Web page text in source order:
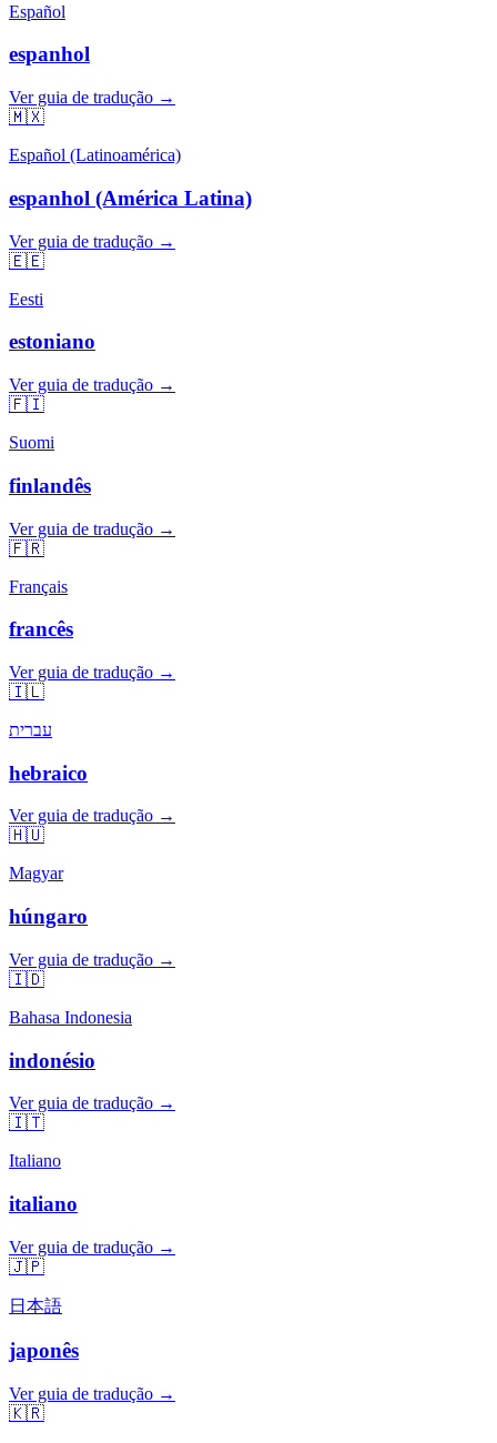
Español
espanhol
Ver guia de tradução →
🇲🇽
Español (Latinoamérica)
espanhol (América Latina)
Ver guia de tradução →
🇪🇪
Eesti
estoniano
Ver guia de tradução →
🇫🇮
Suomi
finlandês
Ver guia de tradução →
🇫🇷
Français
francês
Ver guia de tradução →
🇮🇱
עברית
hebraico
Ver guia de tradução →
🇭🇺
Magyar
húngaro
Ver guia de tradução →
🇮🇩
Bahasa Indonesia
indonésio
Ver guia de tradução →
🇮🇹
Italiano
italiano
Ver guia de tradução →
🇯🇵
日本語
japonês
Ver guia de tradução →
🇰🇷